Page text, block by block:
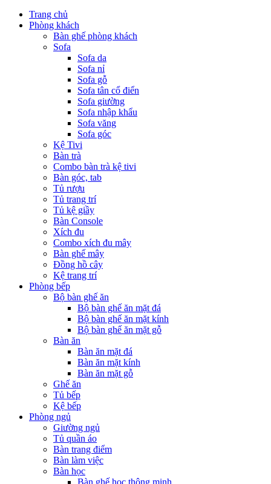
Trang chủ
Phòng khách
Bàn ghế phòng khách
Sofa
Sofa da
Sofa nỉ
Sofa gỗ
Sofa tân cổ điển
Sofa giường
Sofa nhập khẩu
Sofa văng
Sofa góc
Kệ Tivi
Bàn trà
Combo bàn trà kệ tivi
Bàn góc, tab
Tủ rượu
Tủ trang trí
Tủ kệ giầy
Bàn Console
Xích đu
Combo xích đu mây
Bàn ghế mây
Đồng hồ cây
Kệ trang trí
Phòng bếp
Bộ bàn ghế ăn
Bộ bàn ghế ăn mặt đá
Bộ bàn ghế ăn mặt kính
Bộ bàn ghế ăn mặt gỗ
Bàn ăn
Bàn ăn mặt đá
Bàn ăn mặt kính
Bàn ăn mặt gỗ
Ghế ăn
Tủ bếp
Kệ bếp
Phòng ngủ
Giường ngủ
Tủ quần áo
Bàn trang điểm
Bàn làm việc
Bàn học